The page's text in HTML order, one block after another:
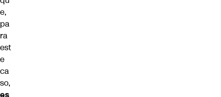
e,
pa
ra
est
e
ca
so,
es